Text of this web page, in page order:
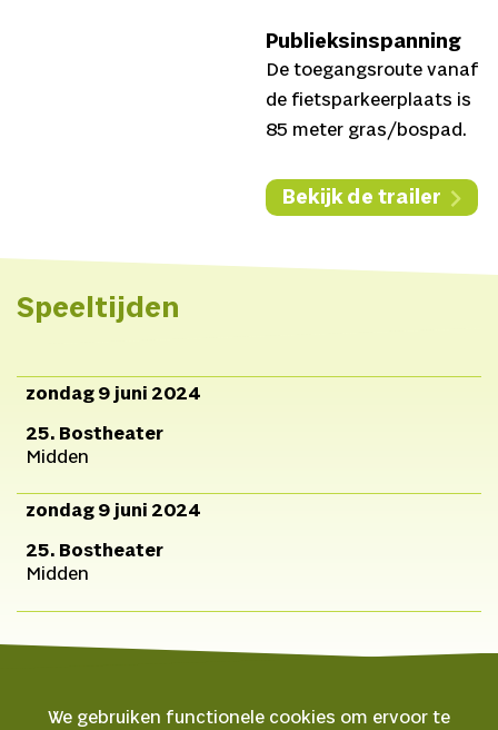
Publieksinspanning
De toegangsroute vanaf
de fietsparkeerplaats is
85 meter gras/bospad.
Bekijk de trailer
Speeltijden
zondag 9 juni 2024
25. Bostheater
Midden
zondag 9 juni 2024
25. Bostheater
Midden
We gebruiken functionele cookies om ervoor te